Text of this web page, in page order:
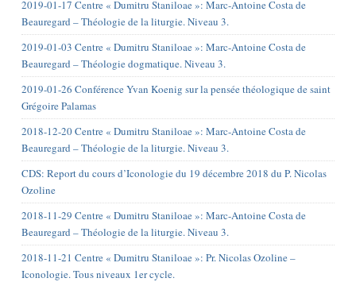
2019-01-17 Centre « Dumitru Staniloae »: Marc-Antoine Costa de
Beauregard – Théologie de la liturgie. Niveau 3.
2019-01-03 Centre « Dumitru Staniloae »: Marc-Antoine Costa de
Beauregard – Théologie dogmatique. Niveau 3.
2019-01-26 Conférence Yvan Koenig sur la pensée théologique de saint
Grégoire Palamas
2018-12-20 Centre « Dumitru Staniloae »: Marc-Antoine Costa de
Beauregard – Théologie de la liturgie. Niveau 3.
CDS: Report du cours d’Iconologie du 19 décembre 2018 du P. Nicolas
Ozoline
2018-11-29 Centre « Dumitru Staniloae »: Marc-Antoine Costa de
Beauregard – Théologie de la liturgie. Niveau 3.
2018-11-21 Centre « Dumitru Staniloae »: Pr. Nicolas Ozoline –
Iconologie. Tous niveaux 1er cycle.